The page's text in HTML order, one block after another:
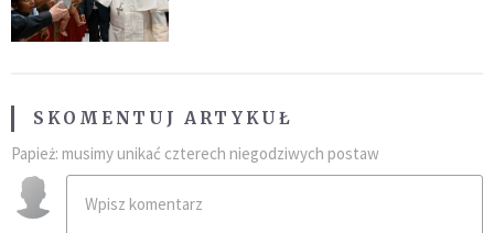
SKOMENTUJ ARTYKUŁ
Papież: musimy unikać czterech niegodziwych postaw